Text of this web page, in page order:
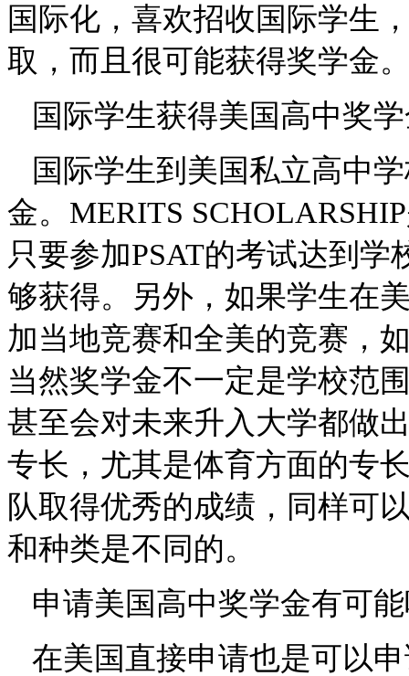
国际化，喜欢招收国际学生
取，而且很可能获得奖学金
国际学生获得美国高中奖
国际学生到美国私立高中
金。 MERITS SCHOLARSHIP
只要参加PSAT的考试达到学
够获得。另外，如果学生在
加当地竞赛和全美的竞赛 ，
当然奖学金不一定是学校范
甚至会对未来升入大学都做
专长，尤其是体育方面的专
队取得优秀的成绩，同样可
和种类是不同的。
申请美国高中奖学金有可
在美国直接申请也是可以